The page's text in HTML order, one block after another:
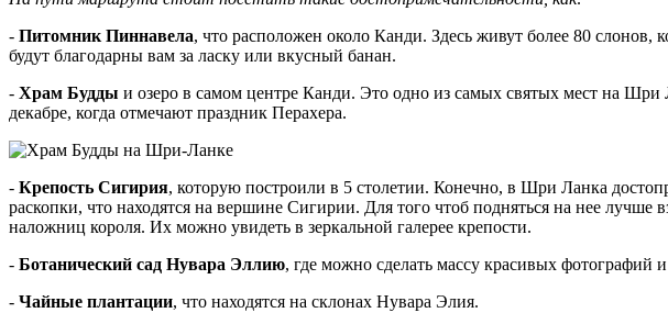
- Питомник Пиннавела, что расположен около Канди. Здесь живут более 80 слонов,
будут благодарны вам за ласку или вкусный банан.
- Храм Будды и озеро в самом центре Канди. Это одно из самых святых мест на Шри
декабре, когда отмечают праздник Перахера.
- Крепость Сигирия, которую построили в 5 столетии. Конечно, в Шри Ланка
раскопки, что находятся на вершине Сигирии. Для того чтоб подняться на нее
наложниц короля. Их можно увидеть в зеркальной галерее крепости.
- Ботанический сад Нувара Эллию, где можно сделать массу красивых фотографий
- Чайные плантации, что находятся на склонах Нувара Элия.